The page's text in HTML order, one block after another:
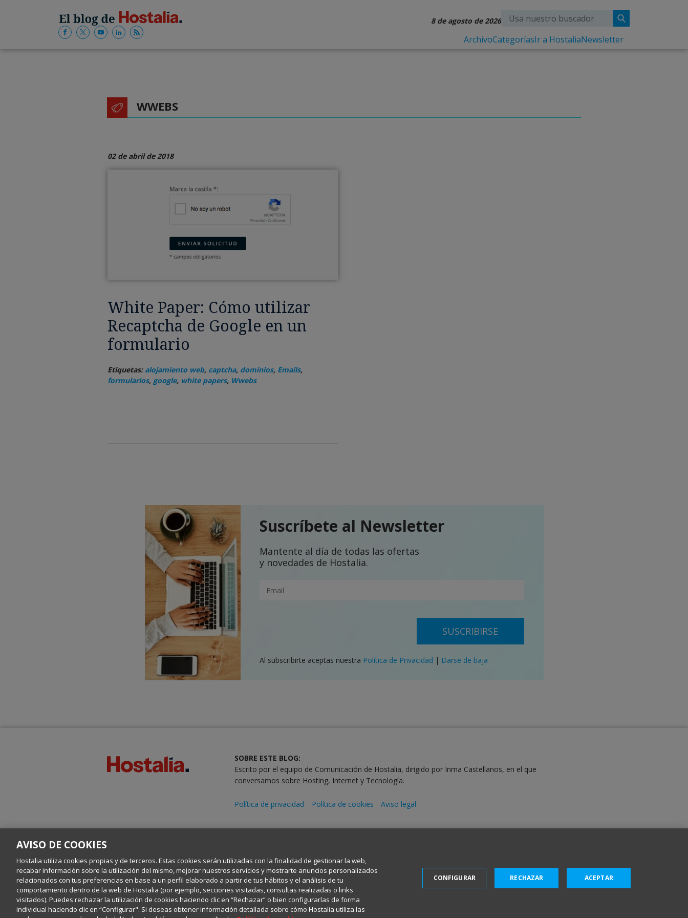
8 de agosto de 2026
ArchivoCategoríasIr a HostaliaNewsletter
WWEBS
02 de abril de 2018
White Paper: Cómo utilizar
Recaptcha de Google en un
formulario
Etiquetas: alojamiento web, captcha, dominios, Emails,
formularios, google, white papers, Wwebs
Suscríbete al Newsletter
Mantente al día de todas las ofertas
y novedades de Hostalia.
SUSCRIBIRSE
Al subscribirte aceptas nuestra Política de Privacidad | Darse de baja
SOBRE ESTE BLOG:
Escrito por el equipo de Comunicación de Hostalia, dirigido por Inma Castellanos, en el que
conversamos sobre Hosting, Internet y Tecnología.
Política de privacidad Política de cookies Aviso legal
Todos los Derechos Reservados
AVISO DE COOKIES
Hostalia utiliza cookies propias y de terceros. Estas cookies serán utilizadas con la finalidad de gestionar la web,
recabar información sobre la utilización del mismo, mejorar nuestros servicios y mostrarte anuncios personalizados
relacionados con tus preferencias en base a un perfil elaborado a partir de tus hábitos y el análisis de tu
comportamiento dentro de la web de Hostalia (por ejemplo, secciones visitadas, consultas realizadas o links
visitados). Puedes rechazar la utilización de cookies haciendo clic en “Rechazar” o bien configurarlas de forma
individual haciendo clic en “Configurar". Si deseas obtener información detallada sobre cómo Hostalia utiliza las
CONFIGURAR RECHAZAR ACEPTAR